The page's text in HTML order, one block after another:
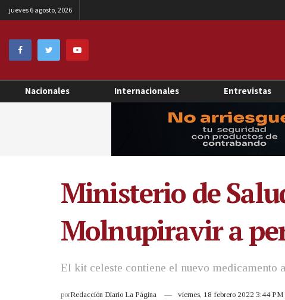
jueves 6 agosto, 2026
Nacionales Internacionales Entrevistas
Ministerio de
Molnupiravir a
El kit celeste contiene el nuevo
porRedacción Diario La Página viernes, 18 febrero 2022 3:44 PM